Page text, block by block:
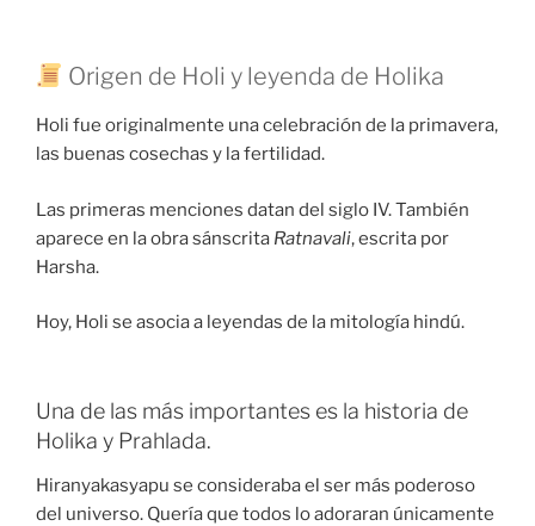
Origen de Holi y leyenda de Holika
Holi fue originalmente una celebración de la primavera,
las buenas cosechas y la fertilidad.
Las primeras menciones datan del siglo IV. También
aparece en la obra sánscrita Ratnavali, escrita por
Harsha.
Hoy, Holi se asocia a leyendas de la mitología hindú.
Una de las más importantes es la historia de
Holika y Prahlada.
Hiranyakasyapu se consideraba el ser más poderoso
del universo. Quería que todos lo adoraran únicamente